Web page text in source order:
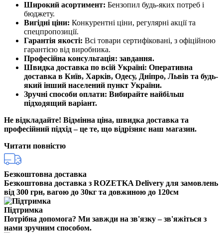
Широкий асортимент: Бензопил будь-яких потреб і
бюджету.
Вигідні ціни: Конкурентні ціни, регулярні акції та
спецпропозиції.
Гарантія якості: Всі товари сертифіковані, з офіційною
гарантією від виробника.
Професійна консультація: завдання.
Швидка доставка по всій Україні: Оперативна
доставка в Київ, Харків, Одесу, Дніпро, Львів та будь-
який інший населений пункт України.
Зручні способи оплати: Вибирайте найбільш
підходящий варіант.
Не відкладайте! Відмінна ціна, швидка доставка та
професійний підхід – це те, що відрізняє наш магазин.
Читати повністю
Безкоштовна доставка
Безкоштовна доставка з ROZETKA Delivery для замовлень
від 300 грн, вагою до 30кг та довжиною до 120см
Підтримка
Потрібна допомога? Ми завжди на зв'язку – зв'яжіться з
нами зручним способом.